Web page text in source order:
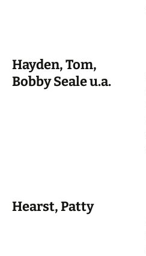
Hayden, Tom,
Bobby Seale u.a.
Hearst, Patty